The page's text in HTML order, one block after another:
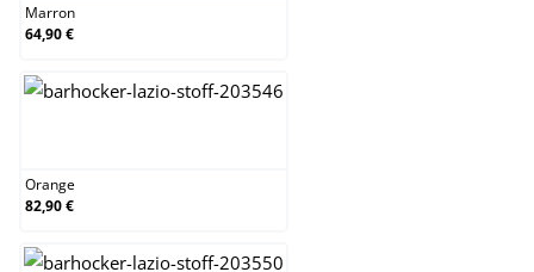
Marron
64,90 €
Orange
82,90 €